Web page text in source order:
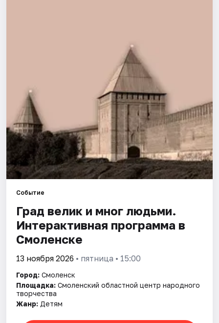
Событие
Град велик и мног людьми.
Интерактивная программа в
Смоленске
13 ноября 2026 • пятница • 15:00
Город: Смоленск
Площадка: Смоленский областной центр народного
творчества
Жанр: Детям